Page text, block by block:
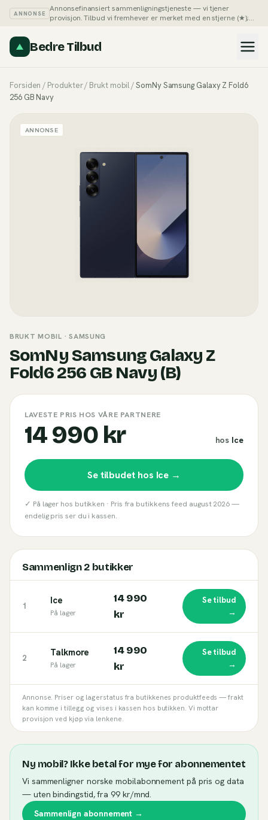
ANNONSE
Annonsefinansiert sammenligningstjeneste — vi tjener
provisjon. Tilbud vi fremhever er merket med en stjerne (★);
Bedre Tilbud
Forsiden / Produkter/ Brukt mobil/SomNy Samsung Galaxy Z Fold6
256 GB Navy
ANNONSE
BRUKT MOBIL · SAMSUNG
SomNy Samsung Galaxy Z
Fold6 256 GB Navy (B)
LAVESTE PRIS HOS VÅRE PARTNERE
14 990 kr hos Ice
Se tilbudet hos Ice →
✓ På lager hos butikken · Pris fra butikkens feed august 2026—
endelig pris ser du i kassen.
Sammenlign2butikker
1 Ice
På lager
14 990
kr
Se tilbud
→
2 Talkmore
På lager
14 990
kr
Se tilbud
→
Annonse. Priser og lagerstatus fra butikkenes produktfeeds — frakt
kan komme i tillegg og vises i kassen hos butikken. Vi mottar
provisjon ved kjøp via lenkene.
Ny mobil? Ikke betal for mye for abonnementet
Vi sammenligner norske mobilabonnement på pris og data
— uten bindingstid, fra 99 kr/mnd.
Sammenlign abonnement →